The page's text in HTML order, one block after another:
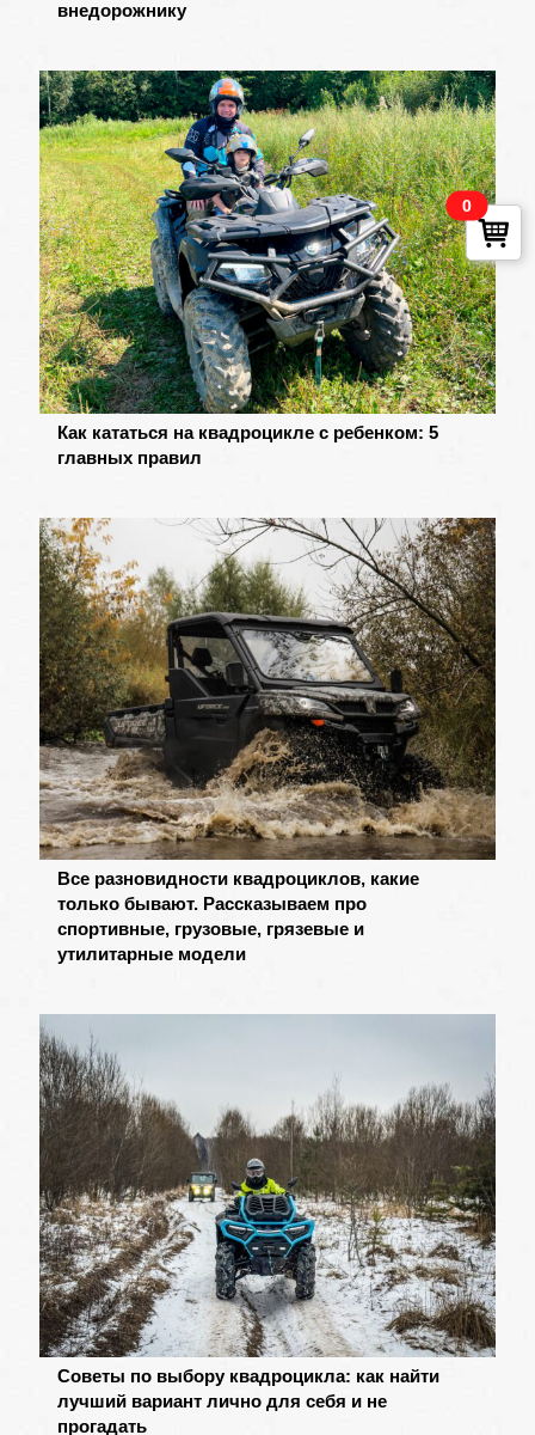
внедорожнику
Как кататься на квадроцикле с ребенком: 5
главных правил
Все разновидности квадроциклов, какие
только бывают. Рассказываем про
спортивные, грузовые, грязевые и
утилитарные модели
Советы по выбору квадроцикла: как найти
лучший вариант лично для себя и не
прогадать
0